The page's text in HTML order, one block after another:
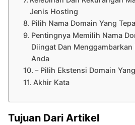
Jenis Hosting
Pilih Nama Domain Yang
Pentingnya Memilih Nama
Diingat Dan Menggambarkan
Anda
– Pilih Ekstensi Domain
Akhir Kata
Tujuan Dari Artikel